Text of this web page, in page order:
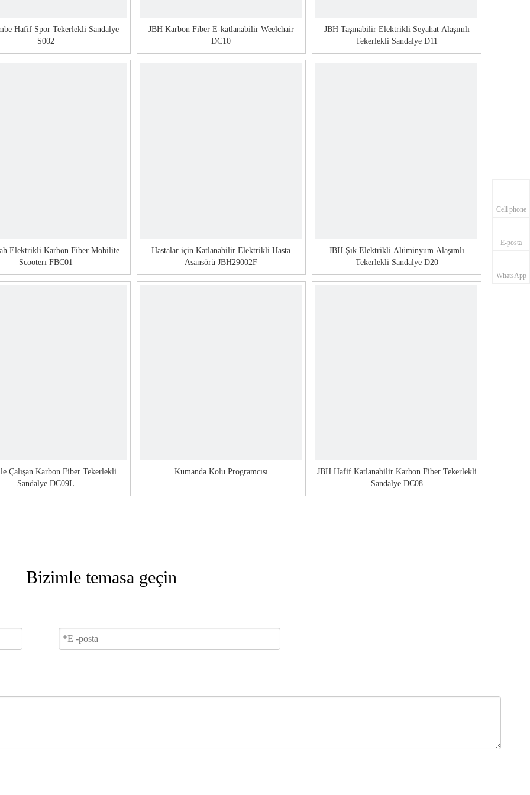
Hafif Spor Tekerlekli Sandalye
S002
JBH Karbon Fiber E-katlanabilir Weelchair
DC10
JBH Taşınabilir Elektrikli Seyahat Alaşımlı
Tekerlekli Sandalye D11
Elektrikli Karbon Fiber Mobilite
Scooterı FBC01
Hastalar için Katlanabilir Elektrikli Hasta
Asansörü JBH29002F
JBH Şık Elektrikli Alüminyum Alaşımlı
Tekerlekli Sandalye D20
Çalışan Karbon Fiber Tekerlekli
Sandalye DC09L
Kumanda Kolu Programcısı
JBH Hafif Katlanabilir Karbon Fiber Tekerlekli
Sandalye DC08
Bizimle temasa geçin
Cell phone
E-posta
WhatsApp